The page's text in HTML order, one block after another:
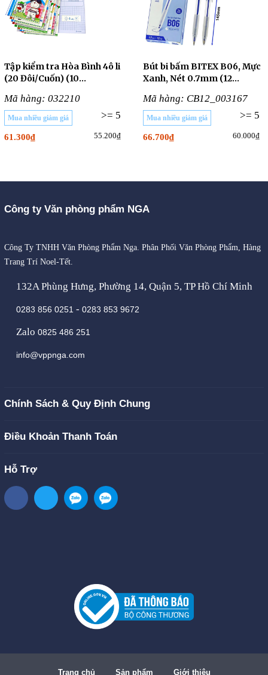
Tập kiểm tra Hòa Bình 4ô li
(20 Đôi/Cuốn) (10
Mã hàng: 032210
>= 5
Mua nhiều giảm giá
61.300₫ 55.200₫
Bút bi bấm BITEX B06, Mực
Xanh, Nét 0.7mm (12
Mã hàng: CB12_003167
>= 5
Mua nhiều giảm giá
66.700₫ 60.000₫
Công ty Văn phòng phẩm NGA
Công Ty TNHH Văn Phòng Phẩm Nga. Phân Phối Văn Phòng Phẩm, Hàng
Trang Trí Noel-Tết.
132A Phùng Hưng, Phường 14, Quận 5, TP Hồ Chí Minh
0283 856 0251 - 0283 853 9672
Zalo 0825 486 251
info@vppnga.com
Chính Sách & Quy Định Chung
Điều Khoản Thanh Toán
Hỗ Trợ
Trang chủ Sản phẩm Giới thiệu